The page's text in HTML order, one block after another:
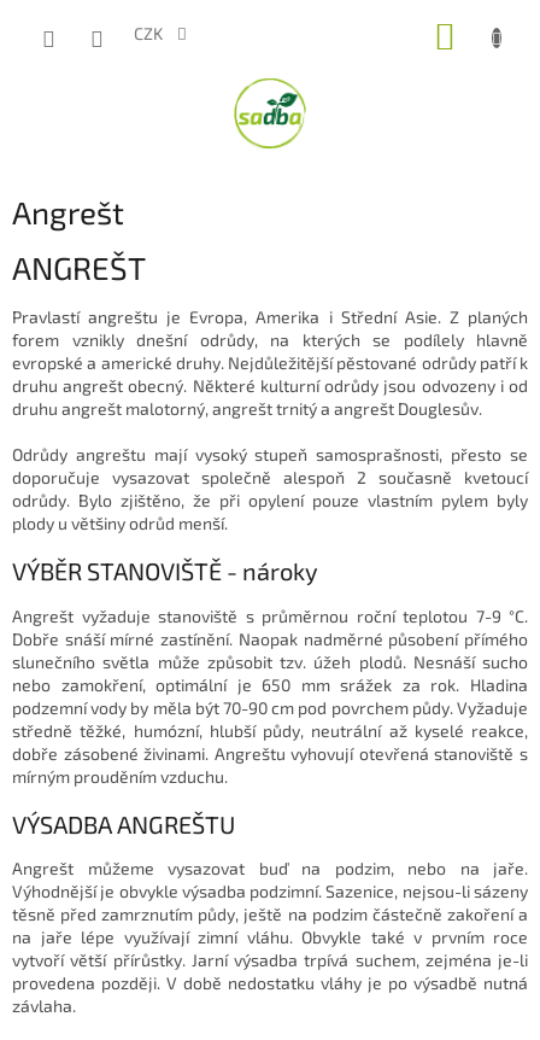
CZK
Angrešt
ANGREŠT
Pravlastí angreštu je Evropa, Amerika i Střední Asie. Z planých
forem vznikly dnešní odrůdy, na kterých se podílely hlavně
evropské a americké druhy. Nejdůležitější pěstované odrůdy patří k
druhu angrešt obecný. Některé kulturní odrůdy jsou odvozeny i od
druhu angrešt malotorný, angrešt trnitý a angrešt Douglesův.
Odrůdy angreštu mají vysoký stupeň samosprašnosti, přesto se
doporučuje vysazovat společně alespoň 2 současně kvetoucí
odrůdy. Bylo zjištěno, že při opylení pouze vlastním pylem byly
plody u většiny odrůd menší.
VÝBĚR STANOVIŠTĚ - nároky
Angrešt vyžaduje stanoviště s průměrnou roční teplotou 7-9 °C.
Dobře snáší mírné zastínění. Naopak nadměrné působení přímého
slunečního světla může způsobit tzv. úžeh plodů. Nesnáší sucho
nebo zamokření, optimální je 650 mm srážek za rok. Hladina
podzemní vody by měla být 70-90 cm pod povrchem půdy. Vyžaduje
středně těžké, humózní, hlubší půdy, neutrální až kyselé reakce,
dobře zásobené živinami. Angreštu vyhovují otevřená stanoviště s
mírným prouděním vzduchu.
VÝSADBA ANGREŠTU
Angrešt můžeme vysazovat buď na podzim, nebo na jaře.
Výhodnější je obvykle výsadba podzimní. Sazenice, nejsou-li sázeny
těsně před zamrznutím půdy, ještě na podzim částečně zakoření a
na jaře lépe využívají zimní vláhu. Obvykle také v prvním roce
vytvoří větší přírůstky. Jarní výsadba trpívá suchem, zejména je-li
provedena později. V době nedostatku vláhy je po výsadbě nutná
závlaha.